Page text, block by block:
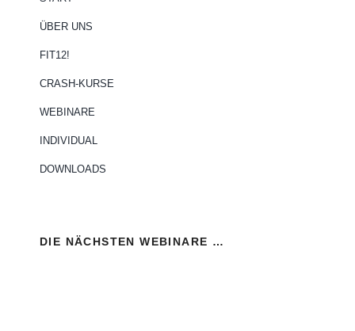
ÜBER UNS
FIT12!
CRASH-KURSE
WEBINARE
INDIVIDUAL
DOWNLOADS
DIE NÄCHSTEN WEBINARE …